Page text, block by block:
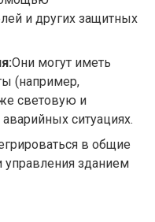
и других защитных
Они могут иметь
(например,
световую и
ситуациях.
в общие
управления зданием